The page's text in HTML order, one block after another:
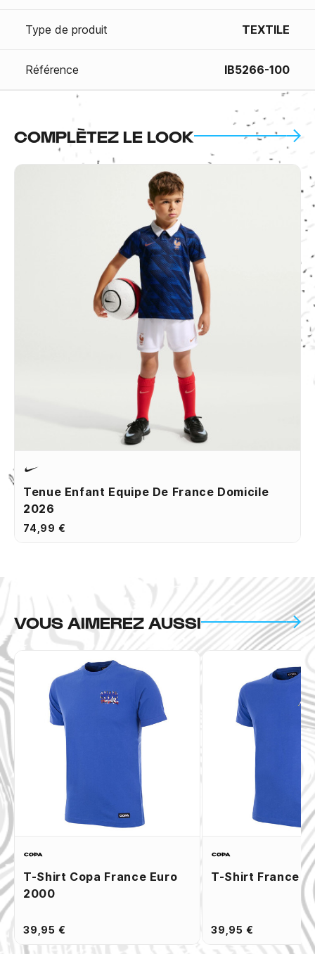
Type de produit TEXTILE
Référence IB5266-100
COMPLÈTEZ LE LOOK
Tenue Enfant Equipe De France Domicile
2026
74,99 €
VOUS AIMEREZ AUSSI
T-Shirt Copa France Euro
2000
39,95 €
T-Shirt France
39,95 €